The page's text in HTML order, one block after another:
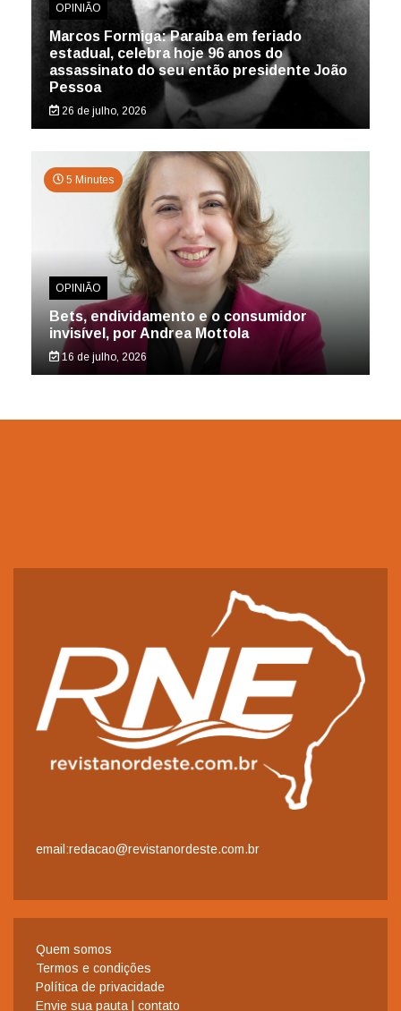
OPINIÃO
Marcos Formiga: Paraíba em feriado
estadual, celebra hoje 96 anos do
assassinato do seu então presidente João
Pessoa
26 de julho, 2026
5 Minutes
OPINIÃO
Bets, endividamento e o consumidor
invisível, por Andrea Mottola
16 de julho, 2026
email:redacao@revistanordeste.com.br
Quem somos
Termos e condições
Política de privacidade
Envie sua pauta | contato